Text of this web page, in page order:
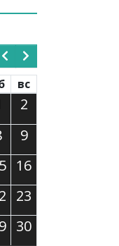
вс
2
9
16
23
30